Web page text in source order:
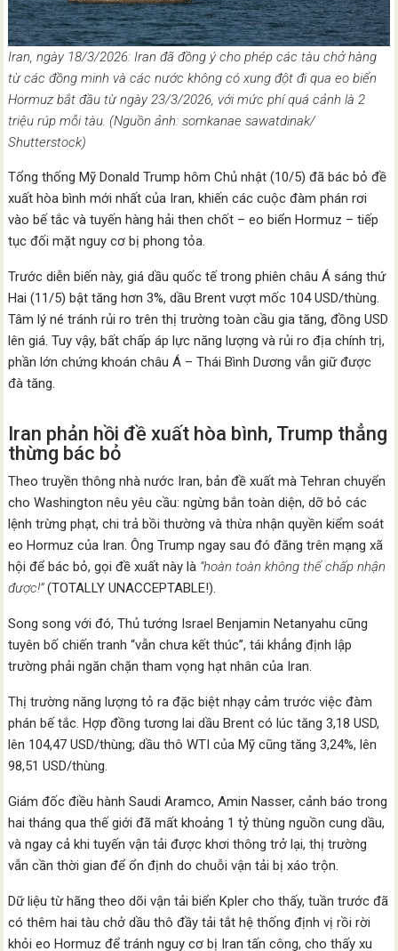
Iran, ngày 18/3/2026: Iran đã đồng ý cho phép các tàu chở hàng
từ các đồng minh và các nước không có xung đột đi qua eo biển
Hormuz bắt đầu từ ngày 23/3/2026, với mức phí quá cảnh là 2
triệu rúp mỗi tàu. (Nguồn ảnh: somkanae sawatdinak/
Shutterstock)
Tổng thống Mỹ Donald Trump hôm Chủ nhật (10/5) đã bác bỏ đề
xuất hòa bình mới nhất của Iran, khiến các cuộc đàm phán rơi
vào bế tắc và tuyến hàng hải then chốt – eo biển Hormuz – tiếp
tục đối mặt nguy cơ bị phong tỏa.
Trước diễn biến này, giá dầu quốc tế trong phiên châu Á sáng thứ
Hai (11/5) bật tăng hơn 3%, dầu Brent vượt mốc 104 USD/thùng.
Tâm lý né tránh rủi ro trên thị trường toàn cầu gia tăng, đồng USD
lên giá. Tuy vậy, bất chấp áp lực năng lượng và rủi ro địa chính trị,
phần lớn chứng khoán châu Á – Thái Bình Dương vẫn giữ được
đà tăng.
Iran phản hồi đề xuất hòa bình, Trump thẳng
thừng bác bỏ
Theo truyền thông nhà nước Iran, bản đề xuất mà Tehran chuyển
cho Washington nêu yêu cầu: ngừng bắn toàn diện, dỡ bỏ các
lệnh trừng phạt, chi trả bồi thường và thừa nhận quyền kiểm soát
eo Hormuz của Iran. Ông Trump ngay sau đó đăng trên mạng xã
hội để bác bỏ, gọi đề xuất này là “hoàn toàn không thể chấp nhận
được!”(TOTALLY UNACCEPTABLE!).
Song song với đó, Thủ tướng Israel Benjamin Netanyahu cũng
tuyên bố chiến tranh “vẫn chưa kết thúc”, tái khẳng định lập
trường phải ngăn chặn tham vọng hạt nhân của Iran.
Thị trường năng lượng tỏ ra đặc biệt nhạy cảm trước việc đàm
phán bế tắc. Hợp đồng tương lai dầu Brent có lúc tăng 3,18 USD,
lên 104,47 USD/thùng; dầu thô WTI của Mỹ cũng tăng 3,24%, lên
98,51 USD/thùng.
Giám đốc điều hành Saudi Aramco, Amin Nasser, cảnh báo trong
hai tháng qua thế giới đã mất khoảng 1 tỷ thùng nguồn cung dầu,
và ngay cả khi tuyến vận tải được khơi thông trở lại, thị trường
vẫn cần thời gian để ổn định do chuỗi vận tải bị xáo trộn.
Dữ liệu từ hãng theo dõi vận tải biển Kpler cho thấy, tuần trước đã
có thêm hai tàu chở dầu thô đầy tải tắt hệ thống định vị rồi rời
khỏi eo Hormuz để tránh nguy cơ bị Iran tấn công, cho thấy xu